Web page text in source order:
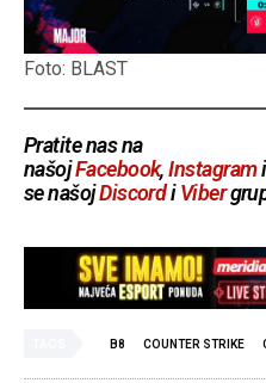
Foto: BLAST
Pratite nas na
našojFacebook,Instagrami
se našojDiscordiViber
B8 COUNTER STRIKE